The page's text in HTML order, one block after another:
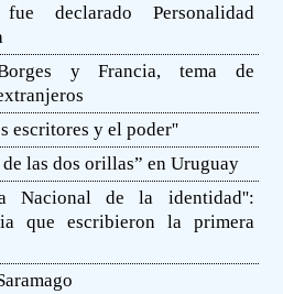
declarado Personalidad
y Francia, tema de
escritores y el poder''
las dos orillas” en Uruguay
Nacional de la identidad'':
que escribieron la primera